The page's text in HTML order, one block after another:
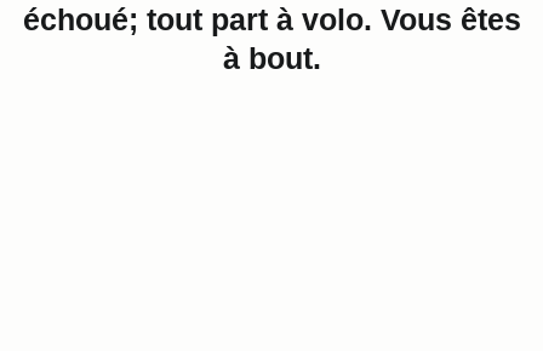
échoué; tout part à volo. Vous êtes
à bout.